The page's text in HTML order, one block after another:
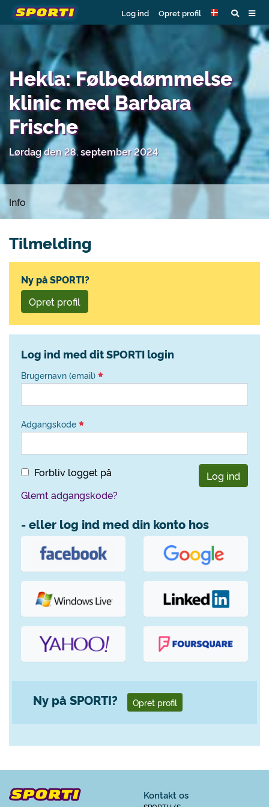
Log ind Opret profil
Hekla: Følbedømmelse
klinic med Barbara
Frische
Lørdag den 28. september 2024
Info
Tilmelding
Ny på SPORTI?
Opret profil
Log ind med dit SPORTI login
Brugernavn (email)
Adgangskode
Forbliv logget på
Log ind
Glemt adgangskode?
- eller log ind med din konto hos
Ny på SPORTI? Opret profil
Kontakt os